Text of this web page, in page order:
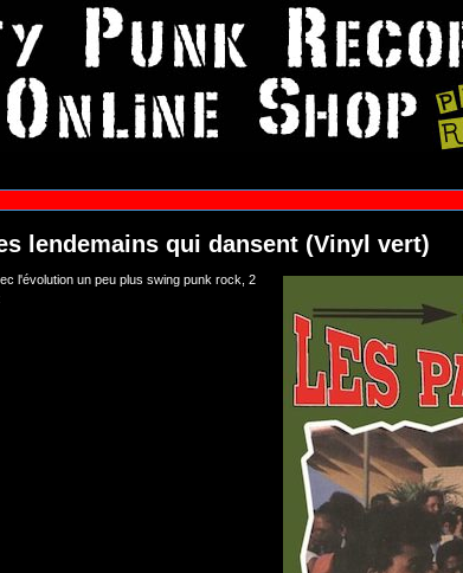
lendemains qui dansent (Vinyl vert)
l'évolution un peu plus swing punk rock, 2